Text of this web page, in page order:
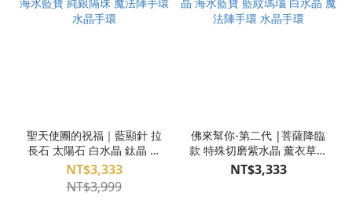
聖天使團的祝福｜藍顯針 拉
長石 太陽石 白水晶 鈦晶 銀
鈦 海水藍寶 純銀隔珠 魔法
陣手環 水晶手環
NT$3,333
NT$3,999
佛來幫你-第二代 |菩薩降臨
款 特殊切磨紫水晶 薰衣草紫
水晶 海水藍寶 藍紋瑪瑙 白
水晶 魔法陣手環 水晶手環
NT$3,333